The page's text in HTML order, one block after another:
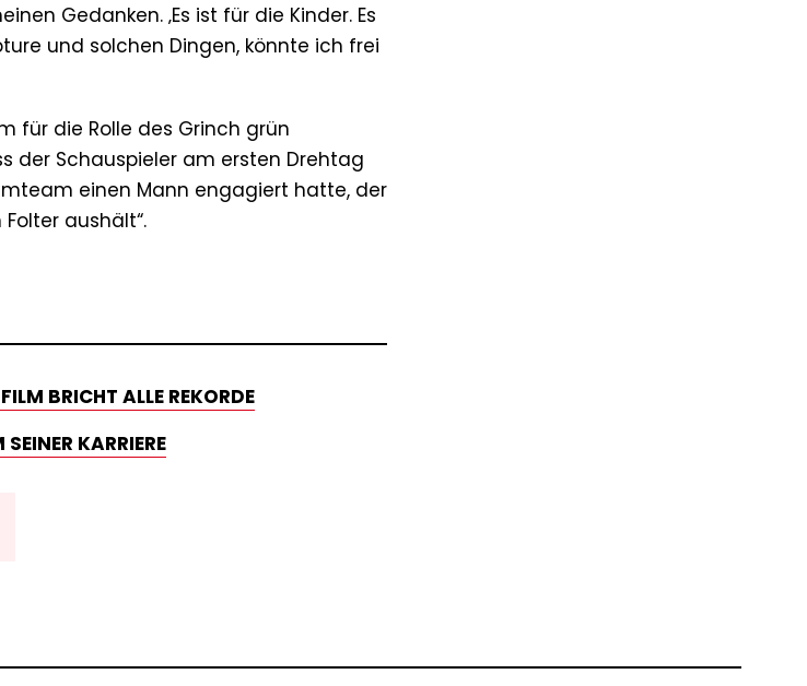
Gedanken. ‚Es ist für die Kinder. Es
und solchen Dingen, könnte ich frei
für die Rolle des Grinch grün
der Schauspieler am ersten Drehtag
einen Mann engagiert hatte, der
aushält“.
BRICHT ALLE REKORDE
KARRIERE